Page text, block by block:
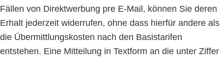
Fällen von Direktwerbung pre E-Mail, können Sie deren
Erhalt jederzeit widerrufen, ohne dass hierfür andere als
die Übermittlungskosten nach den Basistarifen
entstehen. Eine Mitteilung in Textform an die unter Ziffer